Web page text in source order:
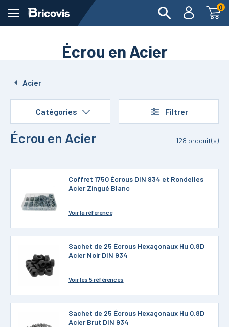
0
Écrou en Acier
Acier
Catégories Filtrer
Écrou en Acier 128 produit(s)
Coffret 1750 Écrous DIN 934 et Rondelles
Acier Zingué Blanc
Voirla référence
Sachet de 25 Écrous Hexagonaux Hu 0.8D
Acier Noir DIN 934
Voirles 5 références
Sachet de 25 Écrous Hexagonaux Hu 0.8D
Acier Brut DIN 934